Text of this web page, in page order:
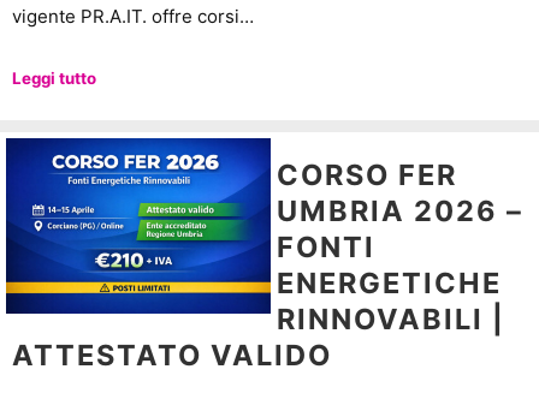
vigente PR.A.IT. offre corsi…
Leggi tutto
CORSO FER
UMBRIA 2026 –
FONTI
ENERGETICHE
RINNOVABILI |
ATTESTATO VALIDO